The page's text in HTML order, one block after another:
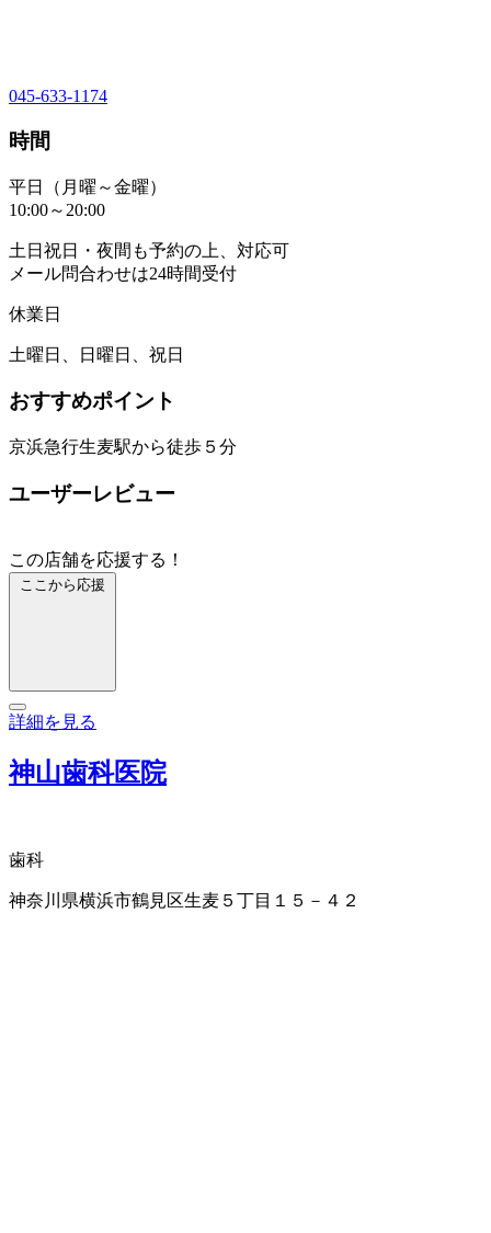
045-633-1174
時間
平日（月曜～金曜）
10:00～20:00
土日祝日・夜間も予約の上、対応可
メール問合わせは24時間受付
休業日
土曜日、日曜日、祝日
おすすめポイント
京浜急行生麦駅から徒歩５分
ユーザーレビュー
この店舗を応援する！
ここから応援
詳細を見る
神山歯科医院
歯科
神奈川県横浜市鶴見区生麦５丁目１５－４２